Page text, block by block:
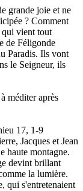
grande joie et ne
? Comment
qui vient tout
de Féligonde
Paradis. Ils vont
le Seigneur, ils
méditer après
17, 1-9
Jacques et Jean
haute montagne.
devint brillant
la lumière.
qui s'entretenaient